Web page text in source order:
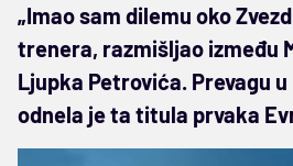
„Imao sam dilemu oko
trenera, razmišljao između
Ljupka Petrovića. Prevagu
odnela je ta titula prvaka